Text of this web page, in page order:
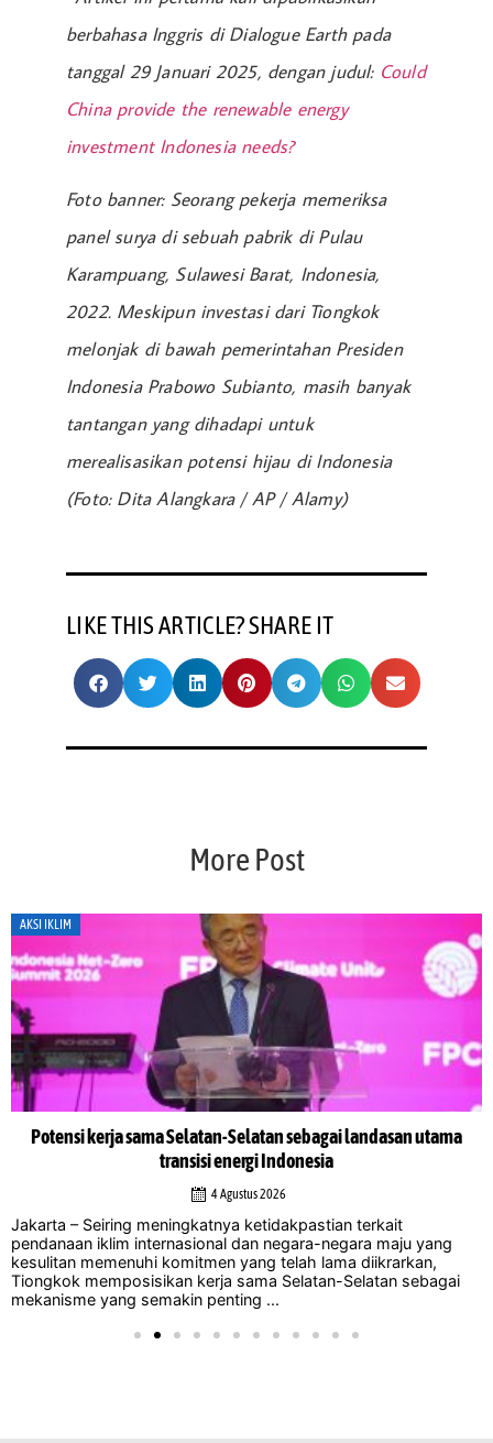
berbahasa Inggris di Dialogue Earth pada
tanggal 29 Januari 2025, dengan judul: Could
China provide the renewable energy
investment Indonesia needs?
Foto banner: Seorang pekerja memeriksa
panel surya di sebuah pabrik di Pulau
Karampuang, Sulawesi Barat, Indonesia,
2022. Meskipun investasi dari Tiongkok
melonjak di bawah pemerintahan Presiden
Indonesia Prabowo Subianto, masih banyak
tantangan yang dihadapi untuk
merealisasikan potensi hijau di Indonesia
(Foto: Dita Alangkara / AP / Alamy)
LIKE THIS ARTICLE? SHARE IT
More Post
AKSI IKLIM
Potensi kerja sama Selatan-Selatan sebagai landasan utama
transisi energi Indonesia
4 Agustus 2026
Jakarta – Seiring meningkatnya ketidakpastian terkait
pendanaan iklim internasional dan negara-negara maju yang
kesulitan memenuhi komitmen yang telah lama diikrarkan,
Tiongkok memposisikan kerja sama Selatan-Selatan sebagai
mekanisme yang semakin penting ...